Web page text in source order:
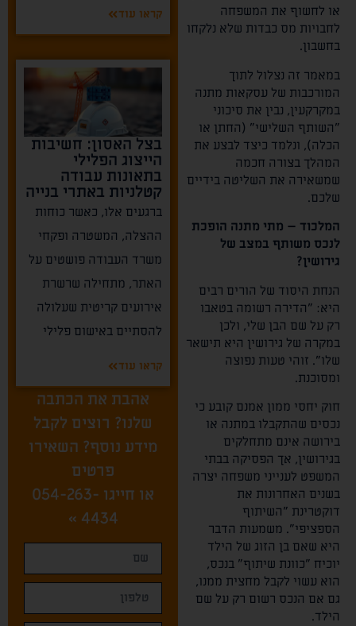
או לחשוף את המשפחה
לחבויות מס כבדות שלא נלקחו
בחשבון.
במאמר זה נצלול לתוך
המורכבות של עסקאות מתנה
במקרקעין, נבין את סיכוני
"השותף השלישי" (החתן או
הכלה), ונלמד כיצד לבצע את
המהלך בצורה חכמה
שמשאירה את השליטה בידיים
שלכם.
המלכוד – מתי מתנה הופכת
לנכס משותף במצב של
גירושין?
הנחת היסוד של הורים רבים
היא: "הדירה רשומה בטאבו
רק על שם הבן שלי, ולכן
במקרה של גירושין היא תישאר
שלו". זוהי טעות נפוצה
ומסוכנת.
חוק יחסי ממון אמנם קובע כי
נכסים שהתקבלו במתנה או
בירושה אינם מתחלקים
בגירושין, אך הפסיקה בבתי
המשפט לענייני משפחה יצרה
בשנים האחרונות את
דוקטרינת "השיתוף
הספציפי". משמעות הדבר
היא שאם בן הזוג של הילד
יוכיח "כוונת שיתוף" בנכס,
הוא עשוי לקבל מחצית ממנו,
גם אם הנכס רשום רק על שם
הילד.
קראו עוד
בצל האסון: חשיבות
הייצוג הפלילי
בתאונות עבודה
קטלניות באתרי בנייה
ברגעים אלו, כאשר כוחות
ההצלה, המשטרה ופקחי
משרד העבודה פושטים על
האתר, מתחילה שרשרת
אירועים קריטית שעלולה
להסתיים באישום פלילי
קראו עוד
אהבת את הכתבה
שלנו? רוצים לקבל
מידע נוסף? השאירו
פרטים
או חייגו 054-263-
4434
»